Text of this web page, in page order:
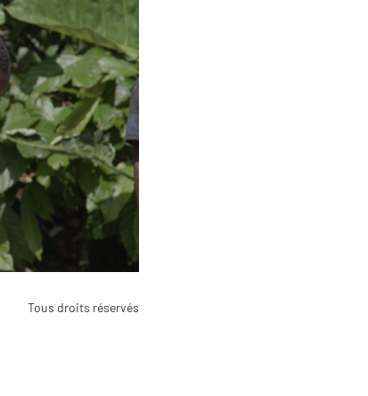
Tous droits réservés